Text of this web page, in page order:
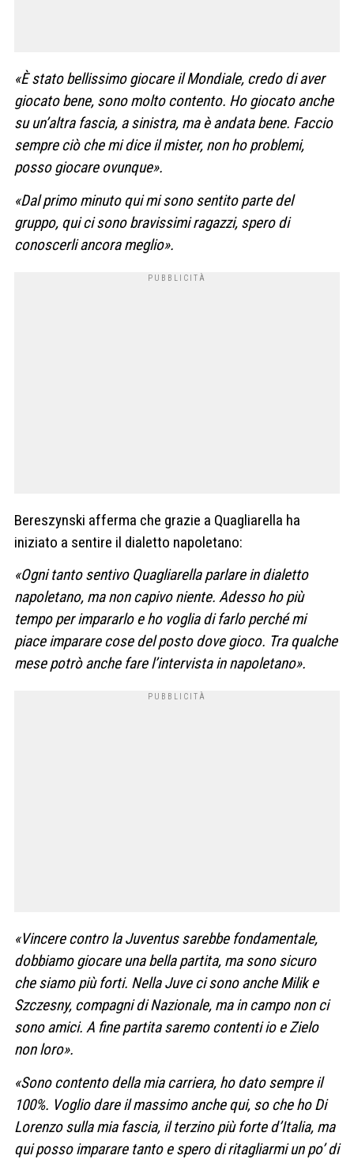
«È stato bellissimo giocare il Mondiale, credo di aver
giocato bene, sono molto contento. Ho giocato anche
su un’altra fascia, a sinistra, ma è andata bene. Faccio
sempre ciò che mi dice il mister, non ho problemi,
posso giocare ovunque».
«Dal primo minuto qui mi sono sentito parte del
gruppo, qui ci sono bravissimi ragazzi, spero di
conoscerli ancora meglio».
Bereszynski afferma che grazie a Quagliarella ha
iniziato a sentire il dialetto napoletano:
«Ogni tanto sentivo Quagliarella parlare in dialetto
napoletano, ma non capivo niente. Adesso ho più
tempo per impararlo e ho voglia di farlo perché mi
piace imparare cose del posto dove gioco. Tra qualche
mese potrò anche fare l’intervista in napoletano».
«Vincere contro la Juventus sarebbe fondamentale,
dobbiamo giocare una bella partita, ma sono sicuro
che siamo più forti. Nella Juve ci sono anche Milik e
Szczesny, compagni di Nazionale, ma in campo non ci
sono amici. A fine partita saremo contenti io e Zielo
non loro».
«Sono contento della mia carriera, ho dato sempre il
100%. Voglio dare il massimo anche qui, so che ho Di
Lorenzo sulla mia fascia, il terzino più forte d’Italia, ma
qui posso imparare tanto e spero di ritagliarmi un po’ di